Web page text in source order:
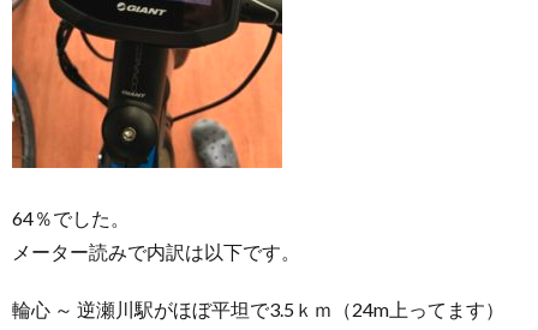
64％でした。
メーター読みで内訳は以下です。
輪心 ～ 逆瀬川駅がほぼ平坦で3.5ｋｍ（24m上ってます）